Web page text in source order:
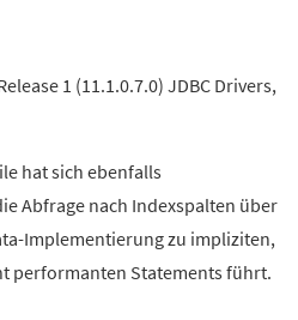
1 (11.1.0.7.0) JDBC Drivers,
hat sich ebenfalls
Abfrage nach Indexspalten über
Implementierung zu impliziten,
performanten Statements führt.